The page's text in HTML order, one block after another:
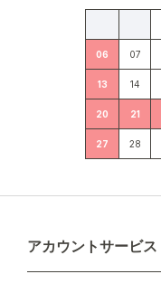
06 07
13 14
20 21
27 28
アカウントサービス